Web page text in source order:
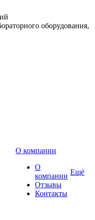
оборудования,
О компании
О
компании
Отзывы
Контакты
Ещё